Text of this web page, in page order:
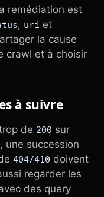
remédiation est
, uri et
la cause
crawl et à choisir
à suivre
de 200 sur
une succession
404/410 doivent
regarder les
des query